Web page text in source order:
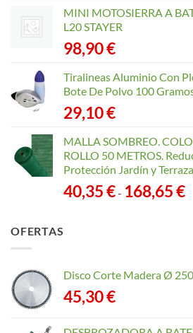
MINI MOTOSIERRA A
L20 STAYER
98,90€
Tiralineas Aluminio Con
Bote De Polvo 100
29,10€
MALLA SOMBREO.
ROLLO 50 METROS.
Protección Jardín y
40,35€- 168,65€
OFERTAS
Disco Corte Madera Ø
45,30€